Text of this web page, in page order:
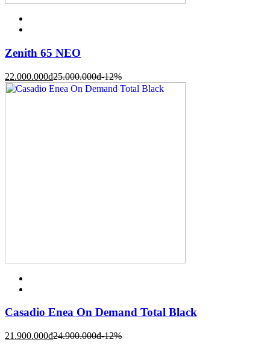
Zenith 65 NEO
22.000.000đ25.000.000đ-12%
Casadio Enea On Demand Total Black
21.900.000đ24.900.000đ-12%